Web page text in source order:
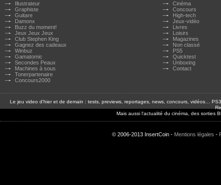
Illustrateur
Graphiste
Guitare
Damonx
Buzz du moment!
Jeux Jeux Jeux
Club Stephen King
Gagnez des cadeaux
Winbuz
Gamatomic
Secondes Peaux
Machines à sous
Tonerpartenaire
Concours2000
Cinéma
Concours
High-tech
Jeux-vidéo
Livres
Loisirs
Magazines
Non classé
PS5
Quicktest
Unboxing
Contact
Le jeu video d'hier et de demain : tests, previews, reportages, news, concours, vidéos…
Mais aussi l'actualité du cinéma, des sorties
© 2006-2013 InsertCoin - Mentions légales -